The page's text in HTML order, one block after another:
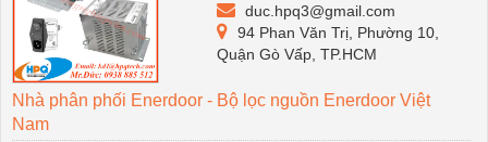
duc.hpq3@gmail.com
94 Phan Văn Trị, Phường 10,
Quận Gò Vấp, TP.HCM
Nhà phân phối Enerdoor - Bộ lọc nguồn Enerdoor Việt
Nam